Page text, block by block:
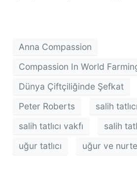
Anna Compassion
Compassion In World
Dünya Çiftçiliğinde Şefkat
Peter Roberts
salih tatlıcı
salih tatlıcı vakfı
salih
uğur tatlıcı
uğur ve